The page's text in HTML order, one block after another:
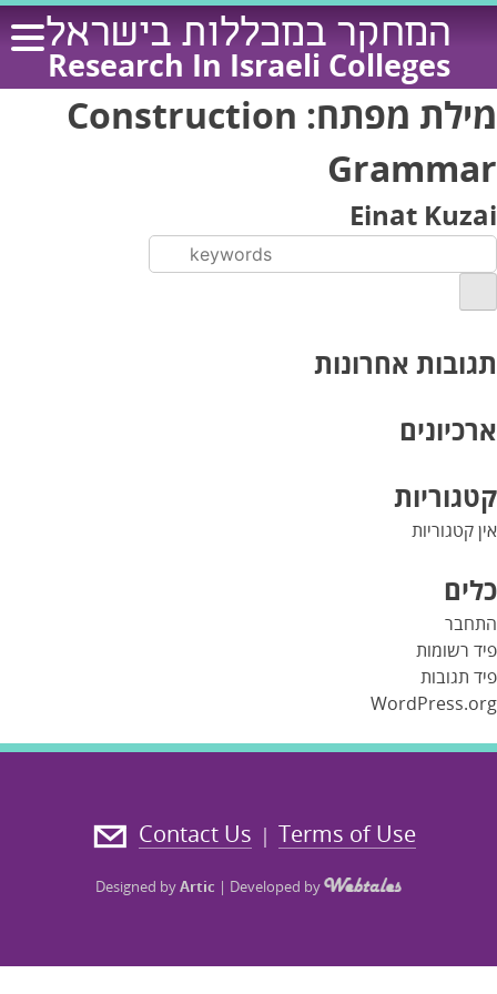
Skip
content
המחקר במכללות בישראל
Research In Israeli Colleges
מילת מפתח: Construction
Grammar
Einat Kuzai
תגובות אחרונות
ארכיונים
קטגוריות
אין קטגוריות
כלים
התחבר
פיד רשומות
פיד תגובות
WordPress.org
Terms of Use
|
Contact Us
Designed byArtic | Developed by